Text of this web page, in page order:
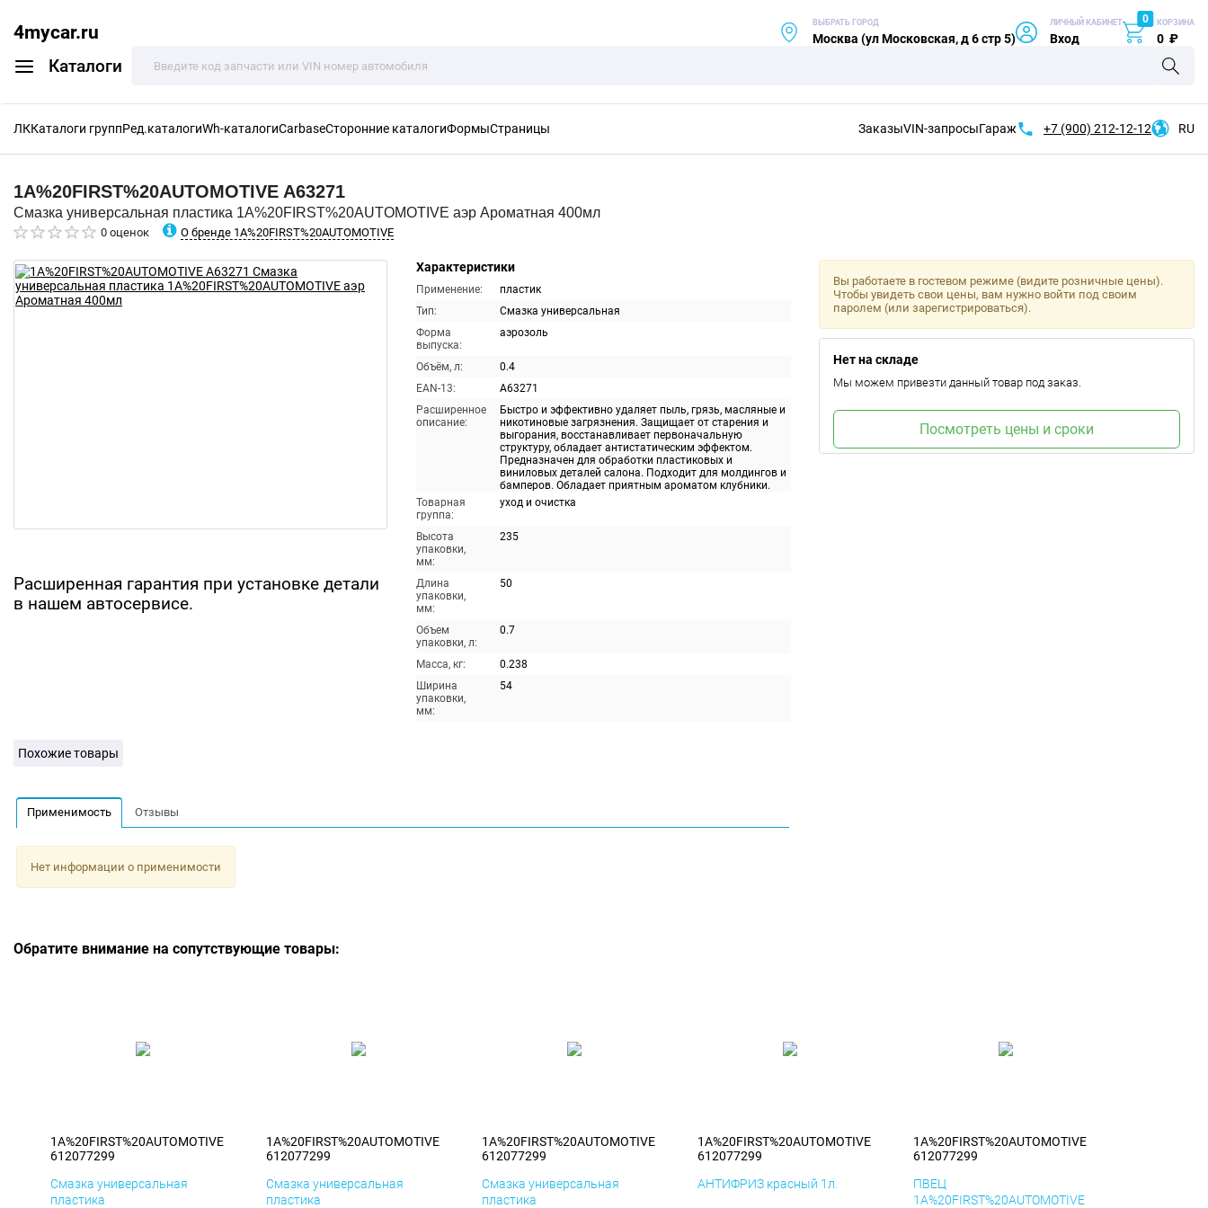
4mycar.ru
Каталоги
ВЫБРАТЬ ГОРОД
Москва (ул Московская, д 6 стр 5)
ЛИЧНЫЙ КАБИНЕТ
Вход
0 КОРЗИНА
0 ₽
ЛККаталоги группРед.каталогиWh-каталогиCarbaseСторонние каталогиФормыСтраницы ЗаказыVIN-запросыГараж +7 (900) 212-12-12 RU
1A%20FIRST%20AUTOMOTIVE A63271
Смазка универсальная пластика 1A%20FIRST%20AUTOMOTIVE аэр Ароматная 400мл
0 оценок О бренде 1A%20FIRST%20AUTOMOTIVE
Расширенная гарантия при установке детали
в нашем автосервисе.
Характеристики
Применение:
пластик
Тип:
Смазка универсальная
Форма
выпуска:
аэрозоль
Объём, л:
0.4
EAN-13:
A63271
Расширенное
описание:
Быстро и эффективно удаляет пыль, грязь, масляные и
никотиновые загрязнения. Защищает от старения и
выгорания, восстанавливает первоначальную
структуру, обладает антистатическим эффектом.
Предназначен для обработки пластиковых и
виниловых деталей салона. Подходит для молдингов и
бамперов. Обладает приятным ароматом клубники.
Товарная
группа:
уход и очистка
Высота
упаковки,
мм:
235
Длина
упаковки,
мм:
50
Объем
упаковки, л:
0.7
Масса, кг:
0.238
Ширина
упаковки,
мм:
54
Вы работаете в гостевом режиме (видите розничные цены).
Чтобы увидеть свои цены, вам нужно войти под своим
паролем (или зарегистрироваться).
Нет на складе
Мы можем привезти данный товар под заказ.
Посмотреть цены и сроки
Похожие товары
Применимость Отзывы
Нет информации о применимости
Обратите внимание на сопутствующие товары:
1A%20FIRST%20AUTOMOTIVE
612077299
Смазка универсальная
пластика
1A%20FIRST%20AUTOMOTIVE
612077299
Смазка универсальная
пластика
1A%20FIRST%20AUTOMOTIVE
612077299
Смазка универсальная
пластика
1A%20FIRST%20AUTOMOTIVE
612077299
АНТИФРИЗ красный 1л.
1A%20FIRST%20AUTOMOTIVE
612077299
ПВЕЦ
1A%20FIRST%20AUTOMOTIVE